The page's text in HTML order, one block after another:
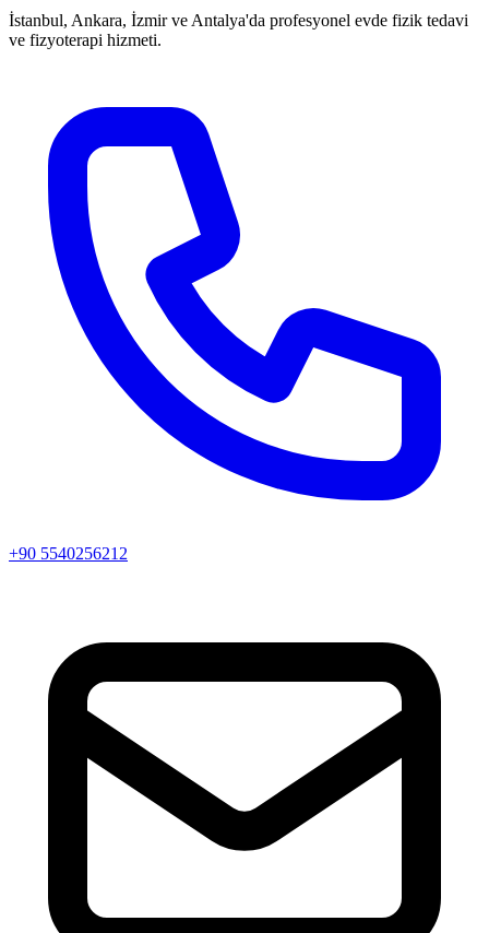
İstanbul, Ankara, İzmir ve Antalya'da profesyonel evde fizik tedavi
ve fizyoterapi hizmeti.
+90 5540256212